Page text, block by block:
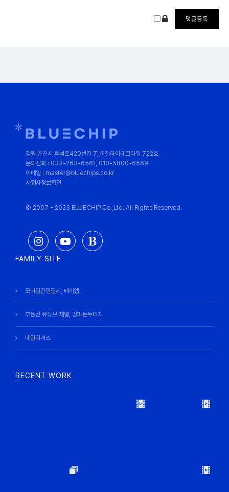
강원 춘천시 후석로420번길 7, 춘천하이테크타워 722호
문의전화 : 033-263-6561, 010-5800-6569
이메일 : master@bluechips.co.kr
사업자정보확인
© 2007 - 2023 BLUECHIP Co.,Ltd. All Rights Reserved.
FAMILY SITE
모바일간편결제, 페이앱
부동산 유튜브 채널, 땅파는두더지
데일리셔스
RECENT WORK